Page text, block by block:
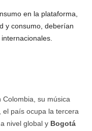
en la plataforma,
y consumo, deberían
Colombia, su música
el país ocupa la tercera
nivel global y Bogotá